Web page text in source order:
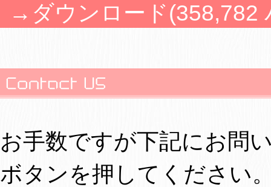
→ダウンロード(358,782
お手数ですが下記にお問
ボタンを押してください